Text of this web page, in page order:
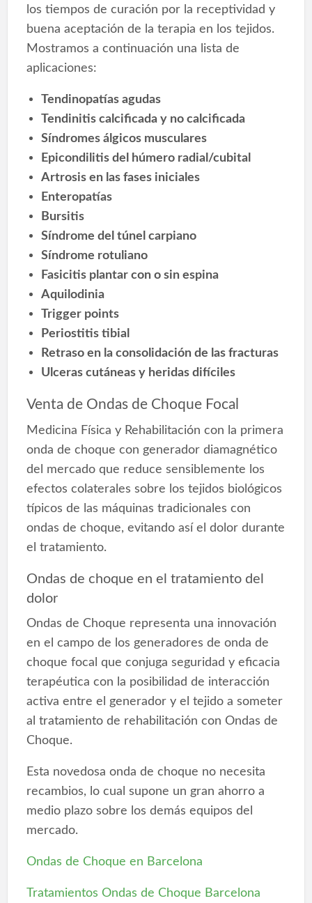
los tiempos de curación por la receptividad y
buena aceptación de la terapia en los tejidos.
Mostramos a continuación una lista de
aplicaciones:
Tendinopatías agudas
Tendinitis calcificada y no calcificada
Síndromes álgicos musculares
Epicondilitis del húmero radial/cubital
Artrosis en las fases iniciales
Enteropatías
Bursitis
Síndrome del túnel carpiano
Síndrome rotuliano
Fasicitis plantar con o sin espina
Aquilodinia
Trigger points
Periostitis tibial
Retraso en la consolidación de las fracturas
Ulceras cutáneas y heridas difíciles
Venta de Ondas de Choque Focal
Medicina Física y Rehabilitación con la primera
onda de choque con generador diamagnético
del mercado que reduce sensiblemente los
efectos colaterales sobre los tejidos biológicos
típicos de las máquinas tradicionales con
ondas de choque, evitando así el dolor durante
el tratamiento.
Ondas de choque en el tratamiento del
dolor
Ondas de Choque representa una innovación
en el campo de los generadores de onda de
choque focal que conjuga seguridad y eficacia
terapéutica con la posibilidad de interacción
activa entre el generador y el tejido a someter
al tratamiento de rehabilitación con Ondas de
Choque.
Esta novedosa onda de choque no necesita
recambios, lo cual supone un gran ahorro a
medio plazo sobre los demás equipos del
mercado.
Ondas de Choque en Barcelona
Tratamientos Ondas de Choque Barcelona